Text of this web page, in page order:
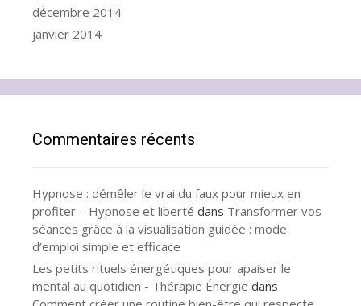
décembre 2014
janvier 2014
Commentaires récents
Hypnose : démêler le vrai du faux pour mieux en
profiter – Hypnose et liberté dans Transformer vos
séances grâce à la visualisation guidée : mode
d’emploi simple et efficace
Les petits rituels énergétiques pour apaiser le
mental au quotidien - Thérapie Énergie dans